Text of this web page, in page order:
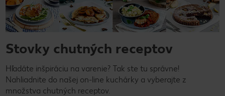
Stovky chutných receptov
Hľadáte inšpiráciu na varenie? Tak ste tu správne!
Nahliadnite do našej on-line kuchárky a vyberajte z
množstva chutných receptov.